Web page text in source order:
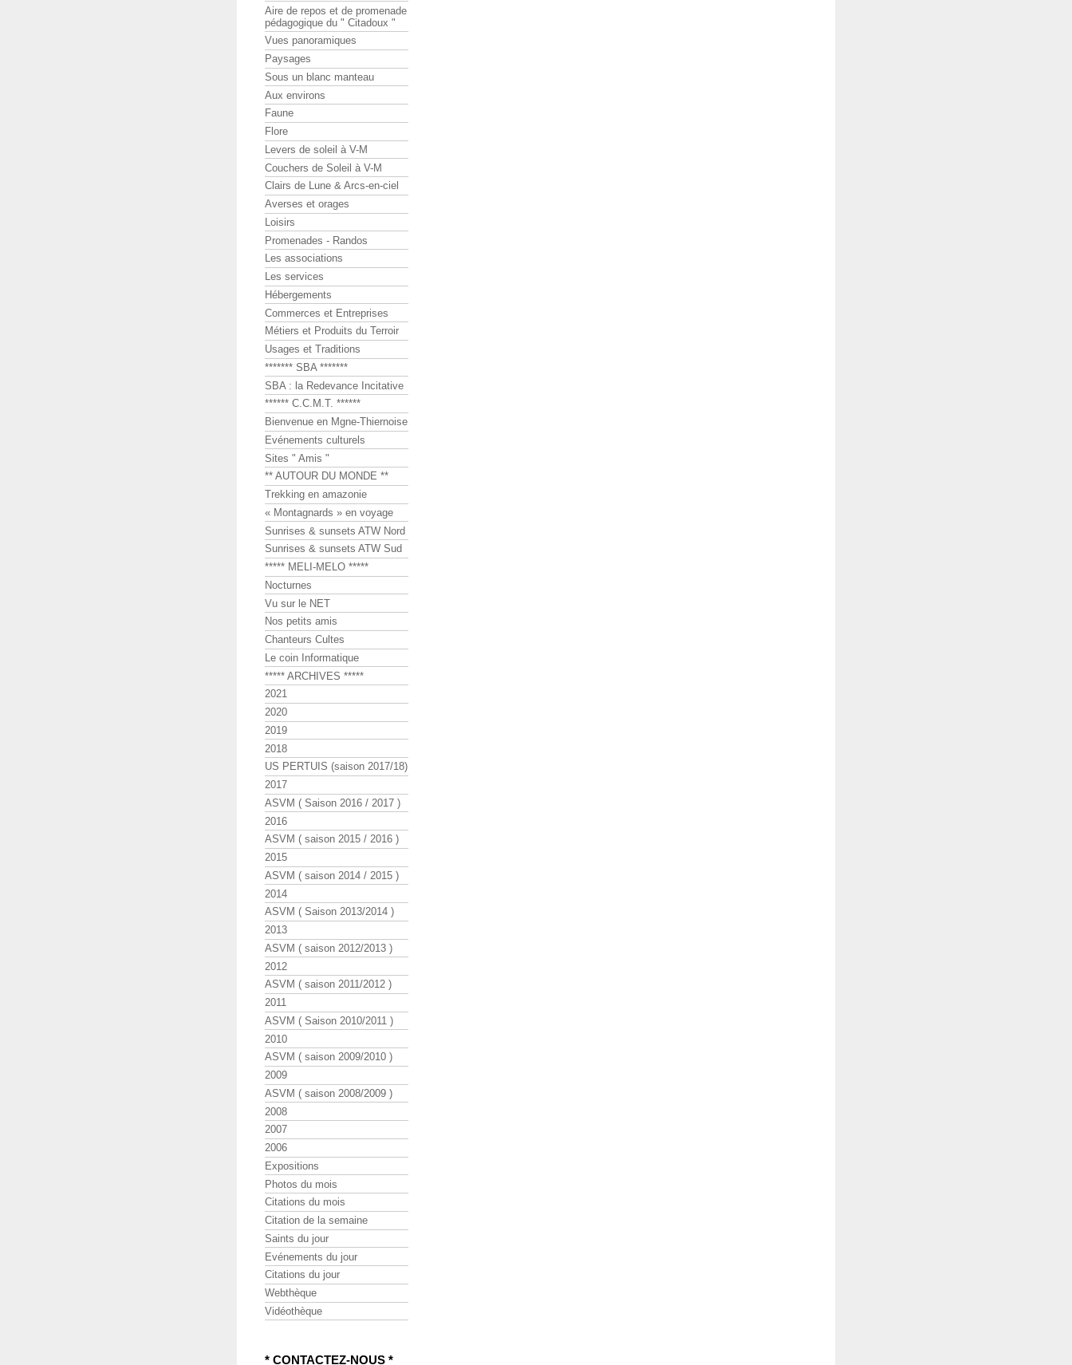
Aire de repos et de promenade
pédagogique du " Citadoux "
Vues panoramiques
Paysages
Sous un blanc manteau
Aux environs
Faune
Flore
Levers de soleil à V-M
Couchers de Soleil à V-M
Clairs de Lune & Arcs-en-ciel
Averses et orages
Loisirs
Promenades - Randos
Les associations
Les services
Hébergements
Commerces et Entreprises
Métiers et Produits du Terroir
Usages et Traditions
******* SBA *******
SBA : la Redevance Incitative
****** C.C.M.T. ******
Bienvenue en Mgne-Thiernoise
Evénements culturels
Sites " Amis "
** AUTOUR DU MONDE **
Trekking en amazonie
« Montagnards » en voyage
Sunrises & sunsets ATW Nord
Sunrises & sunsets ATW Sud
***** MELI-MELO *****
Nocturnes
Vu sur le NET
Nos petits amis
Chanteurs Cultes
Le coin Informatique
***** ARCHIVES *****
2021
2020
2019
2018
US PERTUIS (saison 2017/18)
2017
ASVM ( Saison 2016 / 2017 )
2016
ASVM ( saison 2015 / 2016 )
2015
ASVM ( saison 2014 / 2015 )
2014
ASVM ( Saison 2013/2014 )
2013
ASVM ( saison 2012/2013 )
2012
ASVM ( saison 2011/2012 )
2011
ASVM ( Saison 2010/2011 )
2010
ASVM ( saison 2009/2010 )
2009
ASVM ( saison 2008/2009 )
2008
2007
2006
Expositions
Photos du mois
Citations du mois
Citation de la semaine
Saints du jour
Evénements du jour
Citations du jour
Webthèque
Vidéothèque
* CONTACTEZ-NOUS *